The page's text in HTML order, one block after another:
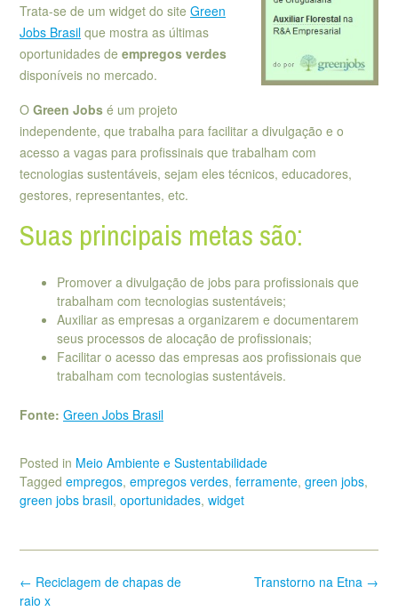
Trata-se de um widget do site Green
Jobs Brasil que mostra as últimas
oportunidades de empregos verdes
disponíveis no mercado.
O Green Jobs é um projeto
independente, que trabalha para facilitar a divulgação e o
acesso a vagas para profissinais que trabalham com
tecnologias sustentáveis, sejam eles técnicos, educadores,
gestores, representantes, etc.
Suas principais metas são:
Promover a divulgação de jobs para profissionais que
trabalham com tecnologias sustentáveis;
Auxiliar as empresas a organizarem e documentarem
seus processos de alocação de profissionais;
Facilitar o acesso das empresas aos profissionais que
trabalham com tecnologias sustentáveis.
Fonte: Green Jobs Brasil
Posted in Meio Ambiente e Sustentabilidade
Tagged empregos, empregos verdes, ferramente, green jobs,
green jobs brasil, oportunidades, widget
Post
navigation
Transtorno na Etna →
← Reciclagem de chapas de
raio x